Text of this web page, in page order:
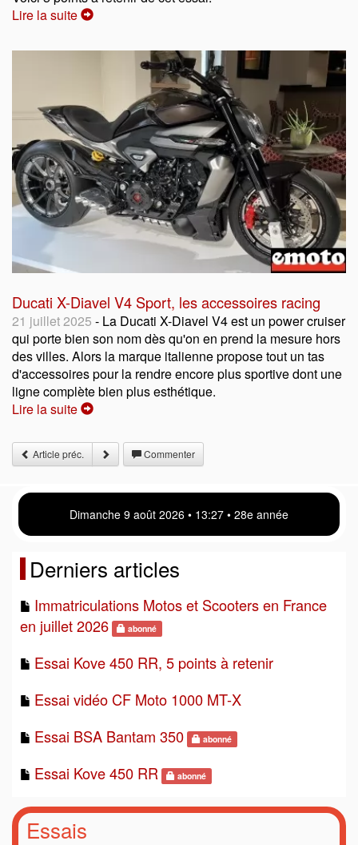
Lire la suite
Ducati X-Diavel V4 Sport, les accessoires racing
21 juillet 2025 - La Ducati X-Diavel V4 est un power cruiser
qui porte bien son nom dès qu'on en prend la mesure hors
des villes. Alors la marque italienne propose tout un tas
d'accessoires pour la rendre encore plus sportive dont une
ligne complète bien plus esthétique.
Lire la suite
Article préc. Commenter
Dimanche 9 août 2026 • 13:27 • 28e année
Derniers articles
Immatriculations Motos et Scooters en France
en juillet 2026
abonné
Essai Kove 450 RR, 5 points à retenir
Essai vidéo CF Moto 1000 MT-X
Essai BSA Bantam 350
abonné
Essai Kove 450 RR abonné
Essais